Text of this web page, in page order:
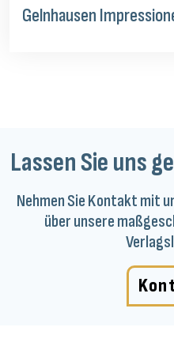
Gelnhausen
Lassen Sie uns
Nehmen Sie Kontakt mit
über unsere